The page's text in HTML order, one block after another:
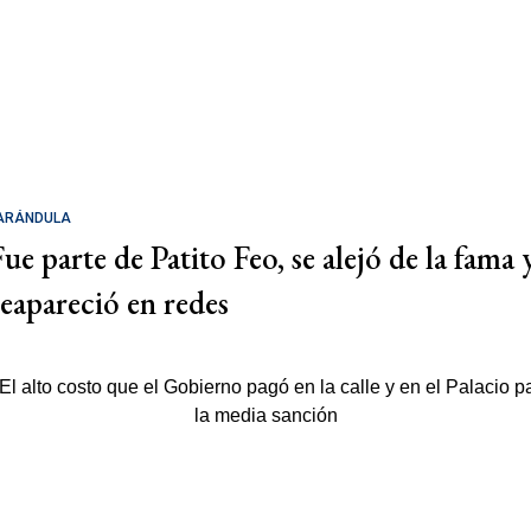
parte de Patito Feo, se alejó de la fama
en redes